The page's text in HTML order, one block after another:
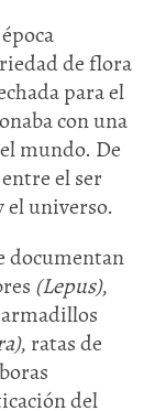
de flora
para el
con una
mundo. De
el ser
el universo.
documentan
(Lepus),
, ratas de
del